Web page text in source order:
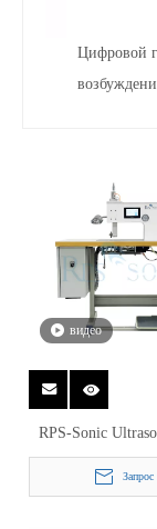
Цифровой
возбуждением
видео
RPS-Sonic
Machine для
тканевой